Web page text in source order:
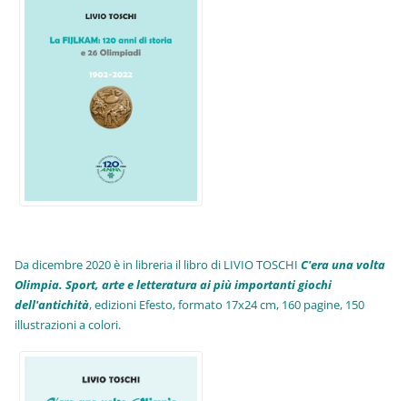
Da dicembre 2020 è in libreria il libro di LIVIO TOSCHIC'era una volta
Olimpia. Sport, arte e letteratura ai più importanti giochi
dell'antichità,edizioni Efesto, formato 17x24 cm, 160 pagine, 150
illustrazioni a colori.